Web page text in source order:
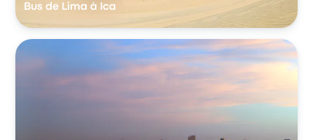
Bus de Lima à Ica